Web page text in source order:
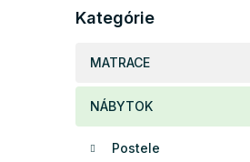
n
n
l
kategórie
Kategórie
MATRACE
NÁBYTOK
Postele